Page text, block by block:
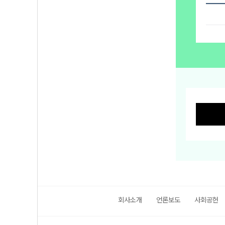
회사소개 언론보도 사회공헌